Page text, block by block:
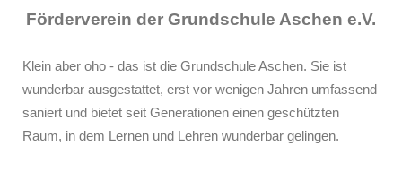
Förderverein der Grundschule Aschen e.V.
Klein aber oho - das ist die Grundschule Aschen. Sie ist
wunderbar ausgestattet, erst vor wenigen Jahren umfassend
saniert und bietet seit Generationen einen geschützten
Raum, in dem Lernen und Lehren wunderbar gelingen.